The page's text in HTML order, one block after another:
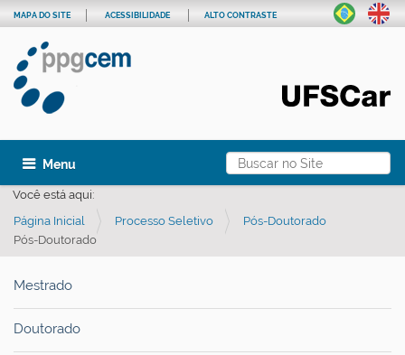
Busca
Busca Avançada…
MAPA DO SITE ACESSIBILIDADE ALTO CONTRASTE
Toggle navigation
Você está aqui:
Página Inicial
Processo Seletivo
Pós-Doutorado
Pós-Doutorado
Mestrado
Doutorado